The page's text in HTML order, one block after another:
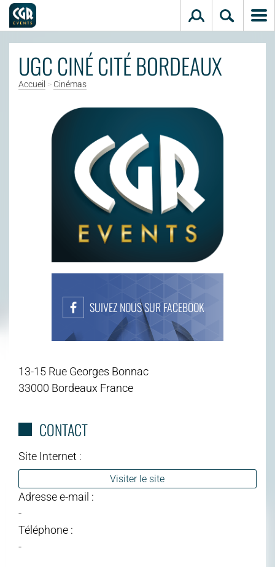
Aller au contenu principal
UGC CINÉ CITÉ BORDEAUX
Accueil > Cinémas
SUIVEZ NOUS SUR FACEBOOK
13-15 Rue Georges Bonnac
33000 Bordeaux France
CONTACT
Site Internet :
Visiter le site
Adresse e-mail :
-
Téléphone :
-